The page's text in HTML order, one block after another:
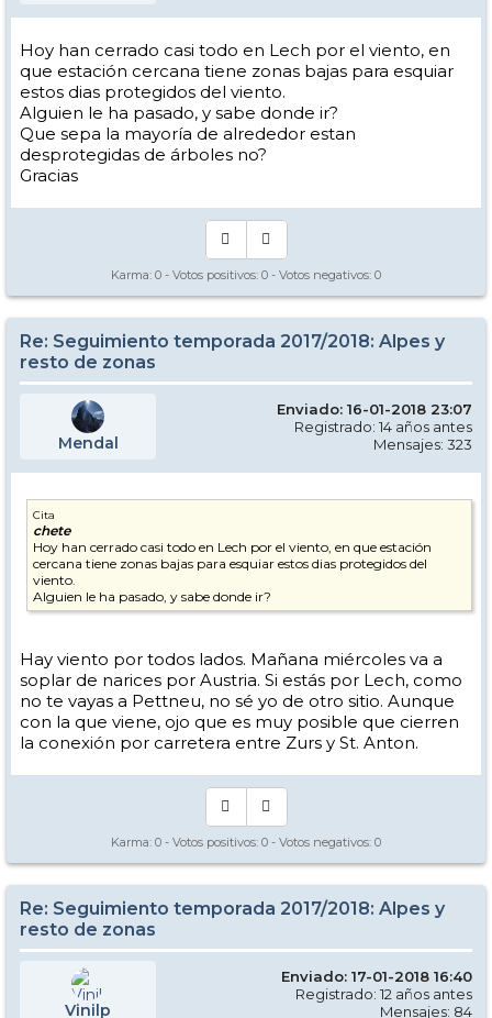
Hoy han cerrado casi todo en Lech por el viento, en
que estación cercana tiene zonas bajas para esquiar
estos dias protegidos del viento.
Alguien le ha pasado, y sabe donde ir?
Que sepa la mayoría de alrededor estan
desprotegidas de árboles no?
Gracias
Karma: 0 - Votos positivos: 0 - Votos negativos: 0
Re: Seguimiento temporada 2017/2018: Alpes y
resto de zonas
Mendal
Enviado: 16-01-2018 23:07
Registrado: 14 años antes
Mensajes: 323
Cita
chete
Hoy han cerrado casi todo en Lech por el viento, en que estación
cercana tiene zonas bajas para esquiar estos dias protegidos del
viento.
Alguien le ha pasado, y sabe donde ir?
Hay viento por todos lados. Mañana miércoles va a
soplar de narices por Austria. Si estás por Lech, como
no te vayas a Pettneu, no sé yo de otro sitio. Aunque
con la que viene, ojo que es muy posible que cierren
la conexión por carretera entre Zurs y St. Anton.
Karma: 0 - Votos positivos: 0 - Votos negativos: 0
Re: Seguimiento temporada 2017/2018: Alpes y
resto de zonas
Vinilp
Enviado: 17-01-2018 16:40
Registrado: 12 años antes
Mensajes: 84